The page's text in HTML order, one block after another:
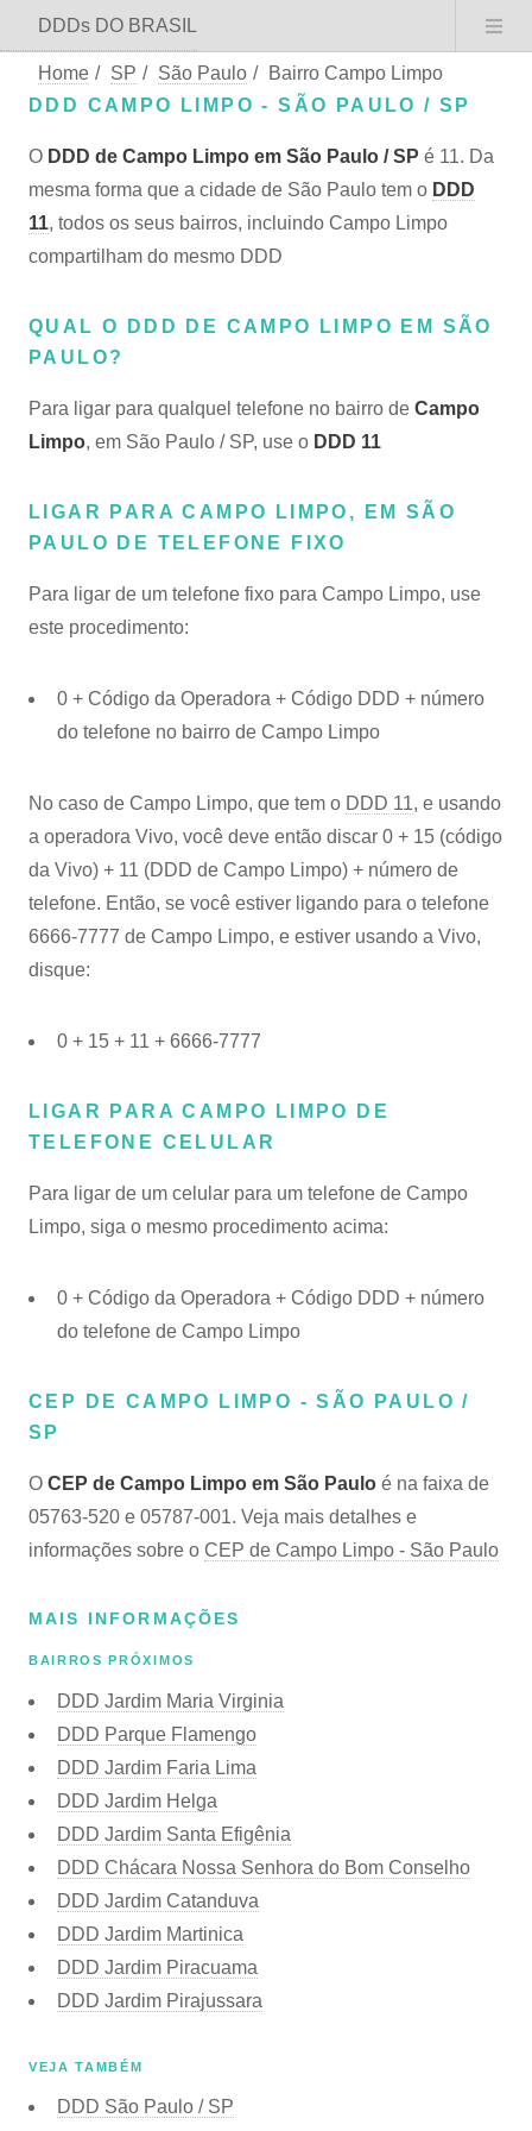
DDDs DO BRASIL
Home / SP / São Paulo /
Bairro Campo Limpo
DDD CAMPO LIMPO - SÃO PAULO / SP
O DDD de Campo Limpo em São Paulo / SP é 11. Da
mesma forma que a cidade de São Paulo tem o DDD
11, todos os seus bairros, incluindo Campo Limpo
compartilham do mesmo DDD
QUAL O DDD DE CAMPO LIMPO EM SÃO
PAULO?
Para ligar para qualquel telefone no bairro de Campo
Limpo, em São Paulo / SP, use o DDD 11
LIGAR PARA CAMPO LIMPO, EM SÃO
PAULO DE TELEFONE FIXO
Para ligar de um telefone fixo para Campo Limpo, use
este procedimento:
0 + Código da Operadora + Código DDD + número
do telefone no bairro de Campo Limpo
No caso de Campo Limpo, que tem o DDD 11, e usando
a operadora Vivo, você deve então discar 0 + 15 (código
da Vivo) + 11 (DDD de Campo Limpo) + número de
telefone. Então, se você estiver ligando para o telefone
6666-7777 de Campo Limpo, e estiver usando a Vivo,
disque:
0 + 15 + 11 + 6666-7777
LIGAR PARA CAMPO LIMPO DE
TELEFONE CELULAR
Para ligar de um celular para um telefone de Campo
Limpo, siga o mesmo procedimento acima:
0 + Código da Operadora + Código DDD + número
do telefone de Campo Limpo
CEP DE CAMPO LIMPO - SÃO PAULO /
SP
O CEP de Campo Limpo em São Paulo é na faixa de
05763-520 e 05787-001. Veja mais detalhes e
informações sobre o CEP de Campo Limpo - São Paulo
MAIS INFORMAÇÕES
BAIRROS PRÓXIMOS
DDD Jardim Maria Virginia
DDD Parque Flamengo
DDD Jardim Faria Lima
DDD Jardim Helga
DDD Jardim Santa Efigênia
DDD Chácara Nossa Senhora do Bom Conselho
DDD Jardim Catanduva
DDD Jardim Martinica
DDD Jardim Piracuama
DDD Jardim Pirajussara
VEJA TAMBÉM
DDD São Paulo / SP